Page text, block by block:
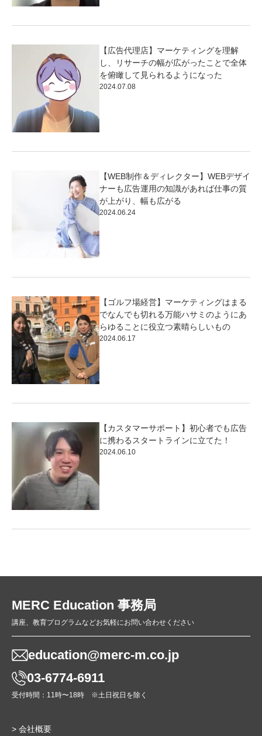
【広告代理店】マーケティングを理解
し、リサーチの幅が広がったことで全体
を俯瞰して見られるようになった
2024.07.08
【WEB制作＆ディレクター】WEBデザイ
ナーも広告運用の知識があれば仕事の質
が上がり、幅も広がる
2024.06.24
【ゴルフ場経営】マーケティングはまる
でなんでも切れる万能ハサミのようにあ
らゆることに役立つ素晴らしいもの
2024.06.17
【カスタマーサポート】初心者でも広告
に携わるスタートラインに立てた！
2024.06.10
MERC Education 事務局
講座、教育プログラムなどお気軽にお問い合わせください
education@merc-m.co.jp
03-6774-6911
受付時間：11時〜18時 ※土日祝日を除く
> 会社概要